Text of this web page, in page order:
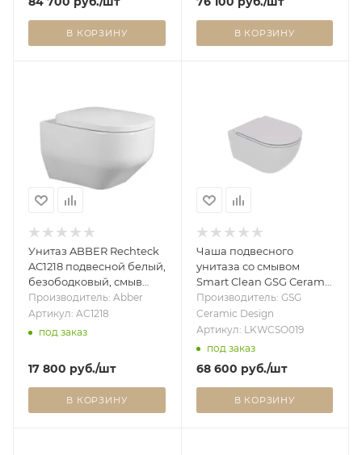
В КОРЗИНУ В КОРЗИНУ
Унитаз ABBER Rechteck
AC1218 подвесной белый,
безободковый, смыв
торнадо и струйный
смыв
Производитель: Abber
Артикул: AC1218
под заказ
17 800 руб./шт
В КОРЗИНУ
Чаша подвесного
унитаза со смывом
Smart Clean GSG Ceramic
Design Like LKWCSO019,
дымчатый LKWCSO019
Производитель: GSG
Ceramic Design
Артикул: LKWCSO019
под заказ
68 600 руб./шт
В КОРЗИНУ